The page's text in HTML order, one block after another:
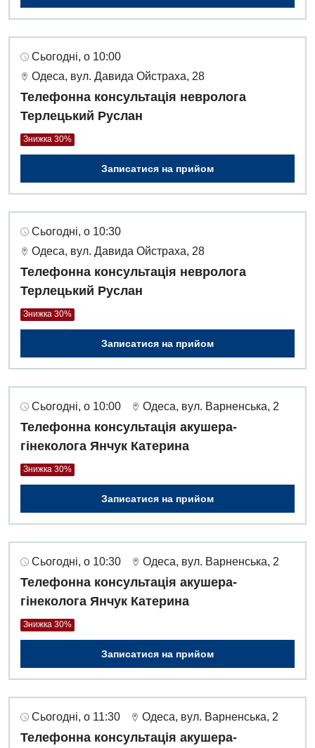
Сьогодні, о 10:00
Одеса, вул. Давида Ойстраха, 28
Телефонна консультація невролога
Терлецький Руслан
Знижка 30%
Записатися на прийом
Сьогодні, о 10:30
Одеса, вул. Давида Ойстраха, 28
Телефонна консультація невролога
Терлецький Руслан
Знижка 30%
Записатися на прийом
Сьогодні, о 10:00 Одеса, вул. Варненська, 2
Телефонна консультація акушера-
гінеколога Янчук Катерина
Знижка 30%
Записатися на прийом
Сьогодні, о 10:30 Одеса, вул. Варненська, 2
Телефонна консультація акушера-
гінеколога Янчук Катерина
Знижка 30%
Записатися на прийом
Сьогодні, о 11:30 Одеса, вул. Варненська, 2
Телефонна консультація акушера-